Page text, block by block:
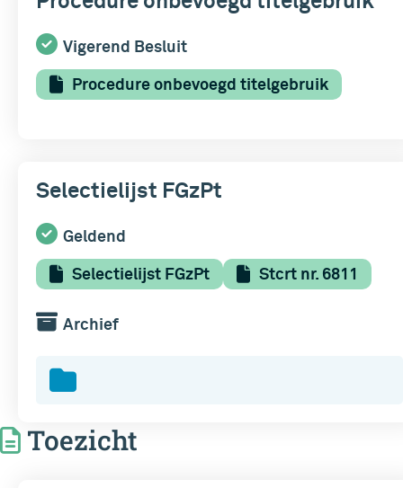
Vigerend Besluit
Procedure onbevoegd titelgebruik
Selectielijst FGzPt
Geldend
Selectielijst FGzPt
Stcrt nr. 6811
Archief
Toezicht